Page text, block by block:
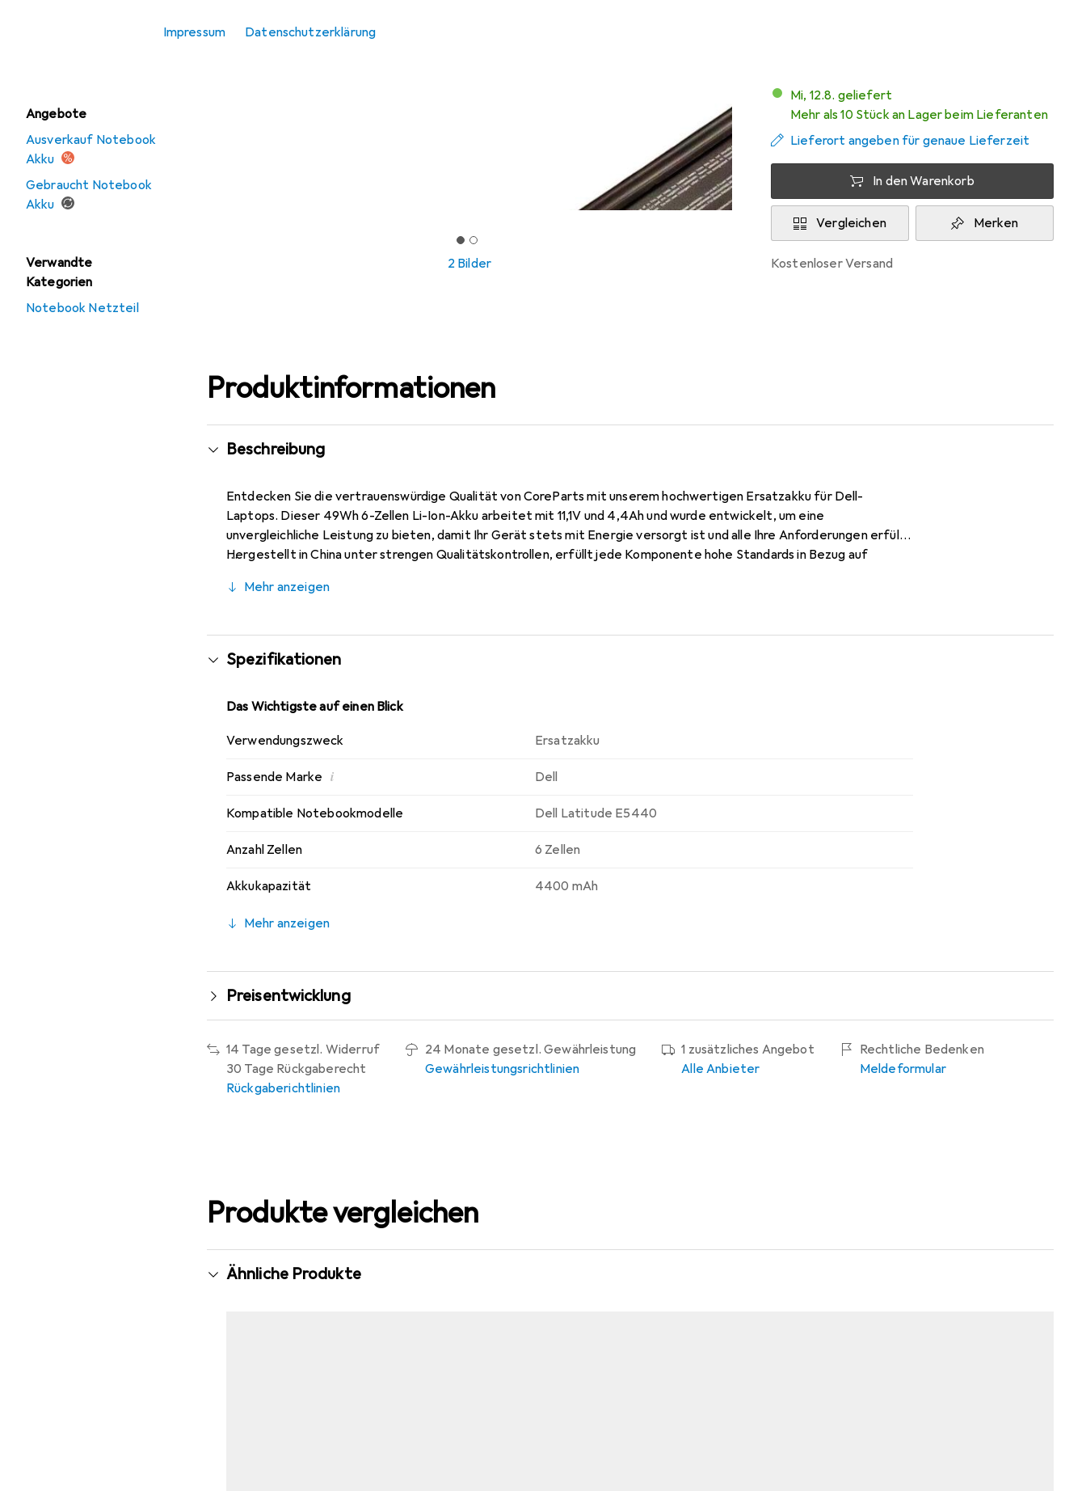
Impressum Datenschutzerklärung
Angebote
Ausverkauf Notebook
Akku
Gebraucht Notebook
Akku
Verwandte
Kategorien
Notebook Netzteil
2 Bilder
Mi, 12.8. geliefert
Mehr als 10 Stück an Lager beim Lieferanten
Lieferort angeben für genaue Lieferzeit
In den Warenkorb
Vergleichen Merken
kostenloser Versand
Produktinformationen
Beschreibung
Entdecken Sie die vertrauenswürdige Qualität von CoreParts mit unserem hochwertigen Ersatzakku für Dell-
Laptops. Dieser 49Wh 6-Zellen Li-Ion-Akku arbeitet mit 11,1V und 4,4Ah und wurde entwickelt, um eine
unvergleichliche Leistung zu bieten, damit Ihr Gerät stets mit Energie versorgt ist und alle Ihre Anforderungen erfüllt.
Hergestellt in China unter strengen Qualitätskontrollen, erfüllt jede Komponente hohe Standards in Bezug auf
Sicherheit bei jedem Einsatz, da Sie in Nachhaltigkeit und Kosteneffizienz investieren. Unsere einfach zu
Geräte zu verlängern, E-Waste zu reduzieren und eine grünere Zukunft zu unterstützen. Wählen Sie CoreParts für
hochwertige, wertorientierte Lösungen, die dem täglichen Gebrauch standhalten und kontinuierliche Zuverlässigkeit
bieten.
Mehr anzeigen
Spezifikationen
Das Wichtigste auf einen Blick
Verwendungszweck Ersatzakku
Passende Marke i Dell
Kompatible Notebookmodelle Dell Latitude E5440
Anzahl Zellen 6 Zellen
Akkukapazität 4400 mAh
Mehr anzeigen
Preisentwicklung
14 Tage gesetzl. Widerruf
30 Tage Rückgaberecht
Rückgaberichtlinien
24 Monate gesetzl. Gewährleistung
Gewährleistungsrichtlinien
1 zusätzliches Angebot
Alle Anbieter
Rechtliche Bedenken
Meldeformular
Produkte vergleichen
Ähnliche Produkte